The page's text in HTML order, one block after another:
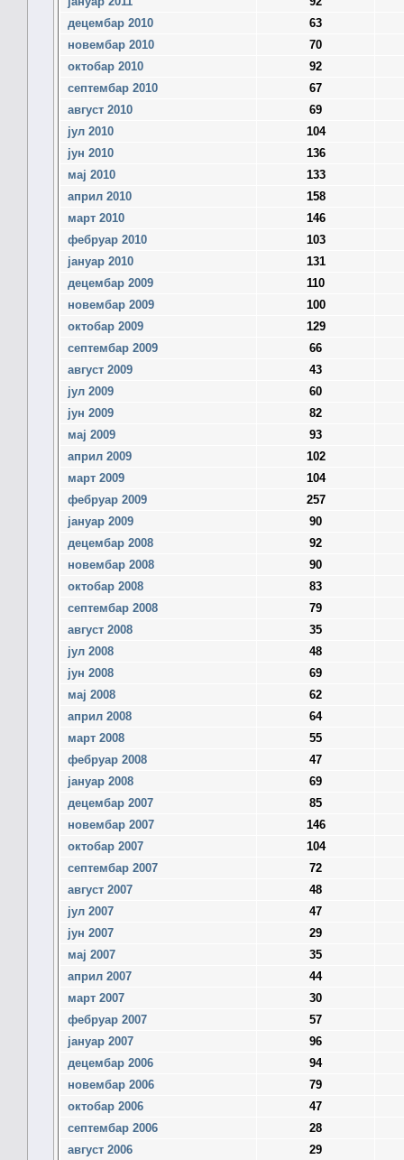
децембар 2010
63
новембар 2010
70
октобар 2010
92
септембар 2010
67
август 2010
69
јул 2010
104
јун 2010
136
мај 2010
133
април 2010
158
март 2010
146
фебруар 2010
103
јануар 2010
131
децембар 2009
110
новембар 2009
100
октобар 2009
129
септембар 2009
66
август 2009
43
јул 2009
60
јун 2009
82
мај 2009
93
април 2009
102
март 2009
104
фебруар 2009
257
јануар 2009
90
децембар 2008
92
новембар 2008
90
октобар 2008
83
септембар 2008
79
август 2008
35
јул 2008
48
јун 2008
69
мај 2008
62
април 2008
64
март 2008
55
фебруар 2008
47
јануар 2008
69
децембар 2007
85
новембар 2007
146
октобар 2007
104
септембар 2007
72
август 2007
48
јул 2007
47
јун 2007
29
мај 2007
35
април 2007
44
март 2007
30
фебруар 2007
57
јануар 2007
96
децембар 2006
94
новембар 2006
79
октобар 2006
47
септембар 2006
28
август 2006
29